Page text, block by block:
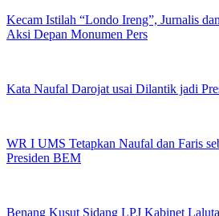
Kecam Istilah “Londo Ireng”, Jurnalis
Aksi Depan Monumen Pers
Kata Naufal Darojat usai Dilantik jadi
WR I UMS Tetapkan Naufal dan Faris
Presiden BEM
Benang Kusut Sidang LPJ Kabinet